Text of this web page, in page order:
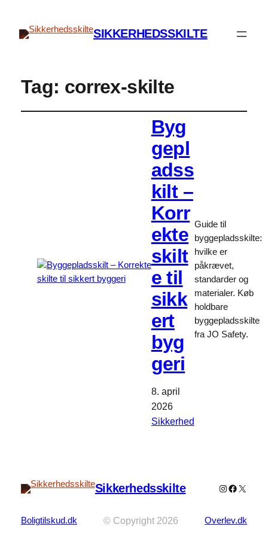
SIKKERHEDSSKILTE
Tag: correx-skilte
Byg
gepl
adss
kilt –
Korr
ekte
skilt
e til
sikk
ert
byg
geri
8. april
2026
Sikkerhed
Guide til
byggepladsskilte:
hvilke er
påkrævet,
standarder og
materialer. Køb
holdbare
byggepladsskilte
fra JO Safety.
Sikkerhedsskilte Instagram
X
Boligtilskud.dk © Copyright 2026 Overlev.dk